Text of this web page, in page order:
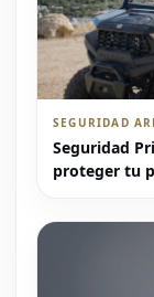
SEGURIDAD
Seguridad
proteger tu